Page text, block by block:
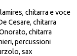
chitarra e voce
Cesare, chitarra
chitarra
percussioni
sax